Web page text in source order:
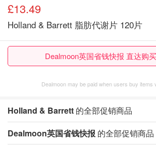
£13.49
Holland & Barrett 脂肪代谢片 120片
Dealmoon英国省钱快报 直达购
Dealmoon may be paid when users buy items
Holland & Barrett 的全部促销商品
Dealmoon英国省钱快报 的全部促销商品